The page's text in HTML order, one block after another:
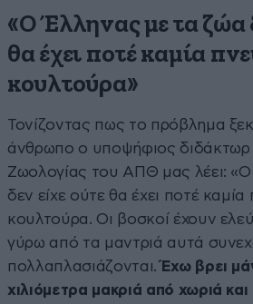
«Ο Έλληνας με τα ζώα
θα έχει ποτέ καμία
κουλτούρα»
Τονίζοντας πως το πρόβλημα
άνθρωπο ο υποψήφιος διδάκτωρ
Ζωολογίας του ΑΠΘ μας λέει:
δεν είχε ούτε θα έχει ποτέ καμία
κουλτούρα. Οι βοσκοί έχουν
γύρω από τα μαντριά αυτά
πολλαπλασιάζονται.Έχω βρει
χιλιόμετρα μακριά από χωριά